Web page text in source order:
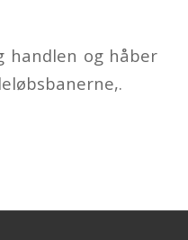
handlen og håber